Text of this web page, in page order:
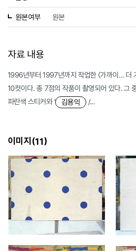
원본여부 원본
자료 내용
1996년부터 1997년까지 작업한 〈가까이… 더
10컷이다. 총 7점의 작품이 촬영되어 있다. 그
파란색 스티커와 ‘
김용익 /...
이미지(11)